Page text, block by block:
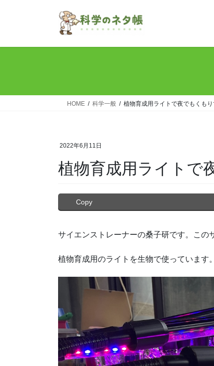
HOME 科学一般 植物育成用ライトで夜でもくもり
2022年6月11日
植物育成用ライトで
Copy
サイエンストレーナーの桑子研です。この
植物育成用のライトを生物で使っています。